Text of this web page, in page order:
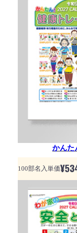
かんた
100部名入単価¥